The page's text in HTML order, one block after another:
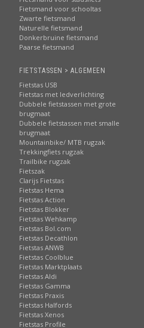
Fietsmand voor schooltas
Zwarte fietsmand
Naturelle fietsmand
Donkerbruine fietsmand
Paarse fietsmand
FIETSTASSEN > ALGEMEEN
Fietstas USB
Fietstas met ledverlichting
Dubbele fietstassen met grote
brugmaat
Dubbele fietstassen met smalle
brugmaat
Mountainbike/ MTB rugzak
Trekkingfiets rugzak
Trailbike rugzak
Fietszak
Clarijs Fietstas
Fietstas Hema
Fietstas Action
Fietstas Blokker
Fietstas Wehkamp
Fietstas Bol.com
Fietstas Decathlon
Fietstas ANWB
Fietstas Coolblue
Fietstas Marktplaats
Fietstas Aldi
Fietstas Gamma
Fietstas Praxis
Fietstas Halfords
Fietstas Xenos
Fietstas Profile